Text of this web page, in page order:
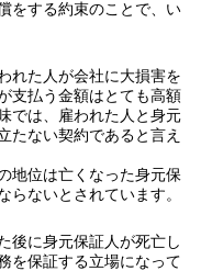
をする約束のことで、い
れた人が会社に大損害を
支払う金額はとても高額
では、雇われた人と身元
たない契約であると言え
地位は亡くなった身元保
らないとされています。
後に身元保証人が死亡し
を保証する立場になって